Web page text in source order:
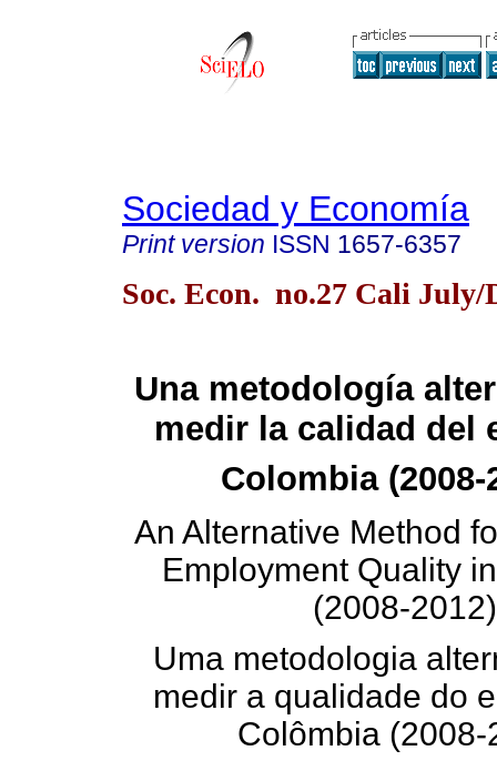
Sociedad y Economía
Print version ISSN 1657-6357
Soc. Econ. no.27 Cali July/
Una metodología
medir la calidad del
Colombia (2008-
An Alternative Method
Employment Quality
(2008-2012)
Uma metodologia
medir a qualidade do
Colômbia (2008-